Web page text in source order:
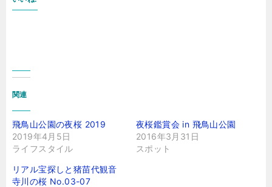
関連
飛鳥山公園の夜桜 2019
2019年4月5日
ライフスタイル
夜桜鑑賞会 in 飛鳥山公園
2016年3月31日
スポット
リアル宝探しと猪苗代観音
寺川の桜 No.03-07